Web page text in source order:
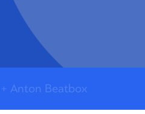
Anton Beatbox